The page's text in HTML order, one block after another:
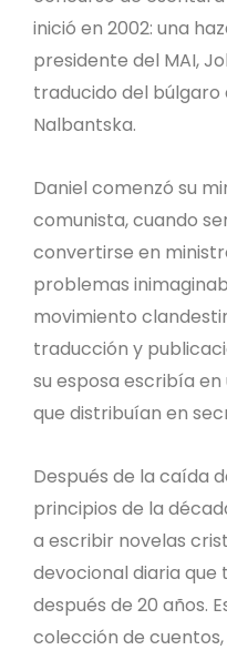
inició en 2002: una
presidente del MAI,
traducido del búlgaro
Nalbantska.
Daniel comenzó su
comunista, cuando
convertirse en
problemas
movimiento
traducción y
su esposa escribía
que distribuían en
Después de la caída
principios de la
a escribir novelas
devocional diaria
después de 20 años.
colección de